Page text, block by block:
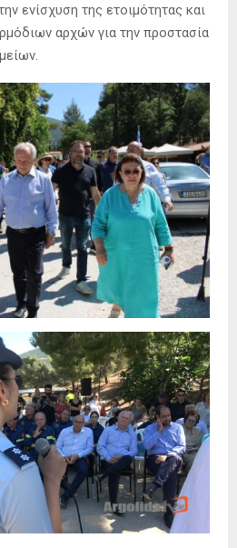
ενίσχυση της ετοιμότητας και
αρχών για την προστασία